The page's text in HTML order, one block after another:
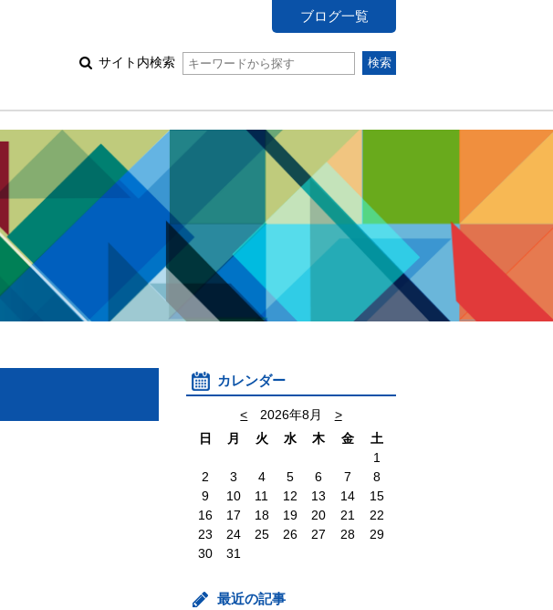
ブログ一覧
サイト内検索
カレンダー
< 2026年8月
>
日
月 火 水 木 金
土
1
2
3 4 5 6 7
8
9
10 11 12 13 14
15
16
17 18 19 20 21
22
23
24 25 26 27 28
29
30
31
最近の記事